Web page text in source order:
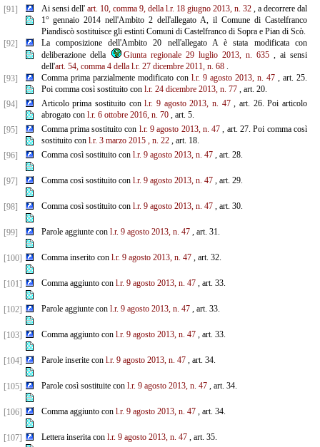
[91]
Ai sensi dell' art. 10, comma 9, della l.r. 18 giugno 2013, n. 32, a decorrere dal
1° gennaio 2014 nell'Ambito 2 dell'allegato A, il Comune di Castelfranco
Piandiscò sostituisce gli estinti Comuni di Castelfranco di Sopra e Pian di Scò.
[92]
La composizione dell'Ambito 20 nell'allegato A è stata modificata con
deliberazione della
Giunta regionale 29 luglio 2013, n. 635, ai sensi
dell'art. 54, comma 4 della l.r. 27 dicembre 2011, n. 68.
[93]
Comma prima parzialmente modificato con l.r. 9 agosto 2013, n. 47, art. 25.
Poi comma così sostituito con l.r. 24 dicembre 2013, n. 77, art. 20.
[94]
Articolo prima sostituito conl.r. 9 agosto 2013, n. 47, art. 26. Poi articolo
abrogato con l.r. 6 ottobre 2016, n. 70, art. 5.
[95]
Comma prima sostituito con l.r. 9 agosto 2013, n. 47 , art. 27. Poi comma così
sostituito con l.r. 3 marzo 2015 , n. 22, art. 18.
[96]
Comma così sostituito con l.r. 9 agosto 2013, n. 47, art. 28.
[97] Comma così sostituito con l.r. 9 agosto 2013, n. 47, art. 29.
[98] Comma così sostituito con l.r. 9 agosto 2013, n. 47, art. 30.
[99] Parole aggiunte con l.r. 9 agosto 2013, n. 47, art. 31.
[100] Comma inserito con l.r. 9 agosto 2013, n. 47, art. 32.
[101] Comma aggiunto con l.r. 9 agosto 2013, n. 47, art. 33.
[102] Parole aggiunte con l.r. 9 agosto 2013, n. 47, art. 33.
[103] Comma aggiunto con l.r. 9 agosto 2013, n. 47, art. 33.
[104] Parole inserite con l.r. 9 agosto 2013, n. 47, art. 34.
[105] Parole così sostituite con l.r. 9 agosto 2013, n. 47, art. 34.
[106] Comma aggiunto con l.r. 9 agosto 2013, n. 47, art. 34.
[107] Lettera inserita con l.r. 9 agosto 2013, n. 47, art. 35.